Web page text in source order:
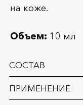
на коже.
Объем: 10 мл
СОСТАВ
ПРИМЕНЕНИЕ